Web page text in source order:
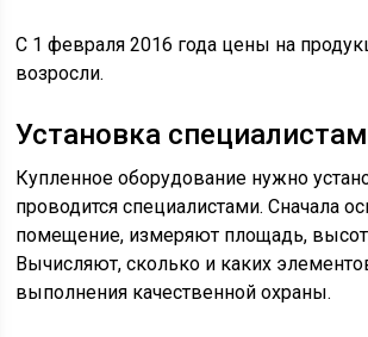
С 1 февраля 2016 года цены на
возросли.
Установка
Купленное оборудование нужно
проводится специалистами. Сначала
помещение, измеряют площадь,
Вычисляют, сколько и каких
выполнения качественной охраны.